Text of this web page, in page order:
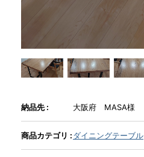
新入荷情報
納品事例
納品先 : 大阪府 MASA様
商品カテゴリ :ダイニングテーブル